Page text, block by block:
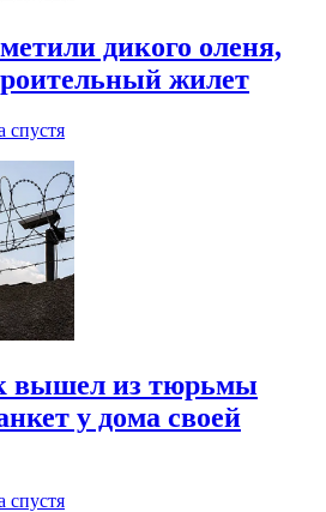
дикого оленя,
жилет
спустя
вышел из тюрьмы
у дома своей
спустя